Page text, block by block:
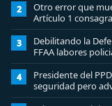
2
Otro error que
Artículo 1
a los ciudadanos
3
Debilitando la
FFAA labores
4
Presidente del
seguridad pero
bancario